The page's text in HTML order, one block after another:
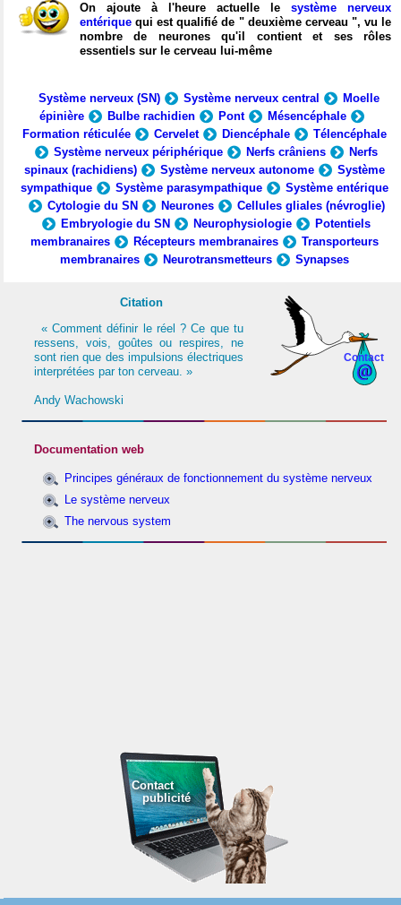
On ajoute à l'heure actuelle le système nerveux
entérique qui est qualifié de " deuxième cerveau ", vu le
nombre de neurones qu'il contient et ses rôles
essentiels sur le cerveau lui-même
Système nerveux (SN) Système nerveux central
Moelle
épinière
Bulbe rachidien Pont
Mésencéphale
Formation réticulée
Cervelet Diencéphale
Télencéphale
Système nerveux périphérique
Nerfs crâniens
Nerfs
spinaux (rachidiens)
Système nerveux autonome
Système
sympathique
Système parasympathique
Système entérique
Cytologie du SN
Neurones
Cellules gliales (névroglie)
Embryologie du SN
Neurophysiologie
Potentiels
membranaires
Récepteurs membranaires
Transporteurs
membranaires
Neurotransmetteurs Synapses
Contact
Citation
« Comment définir le réel ? Ce que tu
ressens, vois, goûtes ou respires, ne
sont rien que des impulsions électriques
interprétées par ton cerveau. »
Andy Wachowski
Documentation web
Principes généraux de fonctionnement du système nerveux
Le système nerveux
The nervous system
Contact
publicité